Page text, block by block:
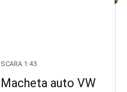
SCARA 1:43
Macheta auto VW